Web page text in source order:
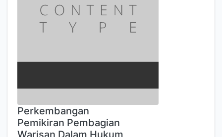
Perkembangan
Pemikiran Pembagian
Warisan Dalam Hukum